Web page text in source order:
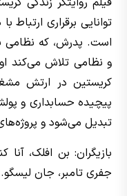
توانایی برقراری ارتباط
است. پدرش، که نظامی
و نظامی تلاش می‌کند
کریستین در ارتش
پیچیده حسابداری و
تبدیل می‌شود و
بازیگران: بن افلک،
جفری تامبر، جان لیسگو.